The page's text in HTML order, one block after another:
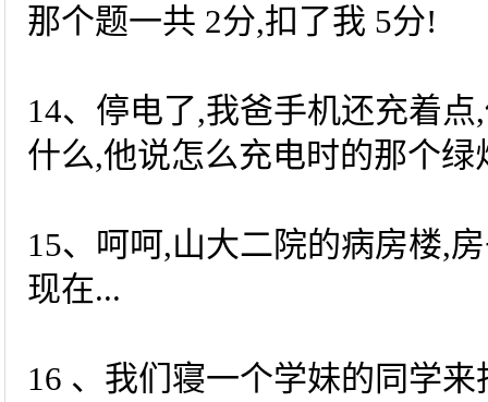
那个题一共 2分,扣了我 5分!
14、停电了,我爸手机还充着
什么,他说怎么充电时的那个
15、呵呵,山大二院的病房楼,
现在...
16 、我们寝一个学妹的同学